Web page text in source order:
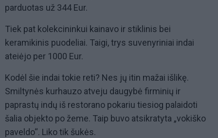
parduotas už 344 Eur.
Tiek pat kolekcininkui kainavo ir stiklinis bei
keramikinis puodeliai. Taigi, trys suvenyriniai indai
ateiėjo per 1000 Eur.
Kodėl šie indai tokie reti? Nes jų itin mažai išlikę.
Smiltynės kurhauzo atveju daugybė firminių ir
paprastų indų iš restorano pokariu tiesiog palaidoti
šalia objekto po žeme. Taip buvo atsikratyta „vokiško
paveldo“. Liko tik šukės.